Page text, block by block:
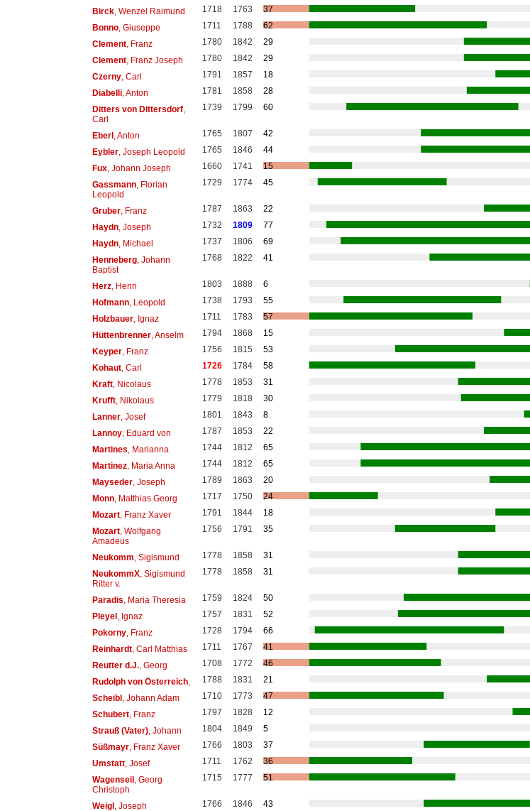
Birck, Wenzel Raimund 1718 1763
37
Bonno, Giuseppe 1711 1788
62
Clement, Franz 1780 1842
29
Clement, Franz Joseph 1780 1842
29
Czerny, Carl 1791 1857
18
Diabelli, Anton 1781 1858
28
Ditters von Dittersdorf,
Carl
1739 1799 60
Eberl, Anton 1765 1807
42
Eybler, Joseph Leopold 1765 1846
44
Fux, Johann Joseph 1660 1741
15
Gassmann, Florian
Leopold
1729 1774 45
Gruber, Franz 1787 1863
22
Haydn, Joseph 1732 1809
77
Haydn, Michael 1737 1806
69
Henneberg, Johann
Baptist
1768 1822 41
Herz, Henri 1803 1888
6
Hofmann, Leopold 1738 1793
55
Holzbauer, Ignaz 1711 1783
57
Hüttenbrenner, Anselm 1794 1868
15
Keyper, Franz 1756 1815
53
Kohaut, Carl 1726 1784
58
Kraft, Nicolaus 1778 1853
31
Krufft, Nikolaus 1779 1818
30
Lanner, Josef 1801 1843
8
Lannoy, Eduard von 1787 1853
22
Martines , Marianna 1744 1812
65
Martinez, Maria Anna 1744 1812
65
Mayseder, Joseph 1789 1863
20
Monn, Matthias Georg 1717 1750
24
Mozart, Franz Xaver 1791 1844
18
Mozart, Wolfgang
Amadeus
1756 1791 35
Neukomm , Sigismund 1778 1858
31
NeukommX, Sigismund
Ritter v.
1778 1858 31
Paradis , Maria Theresia 1759 1824
50
Pleyel, Ignaz 1757 1831
52
Pokorny, Franz 1728 1794
66
Reinhardt, Carl Matthias 1711 1767
41
Reutter d.J., Georg 1708 1772
46
Rudolph von Österreich, 1788 1831
21
Scheibl, Johann Adam 1710 1773
47
Schubert, Franz 1797 1828
12
Strauß (Vater), Johann 1804 1849
5
Süßmayr, Franz Xaver 1766 1803
37
Umstatt, Josef 1711 1762
36
Wagenseil, Georg
Christoph
1715 1777 51
Weigl, Joseph 1766 1846 43